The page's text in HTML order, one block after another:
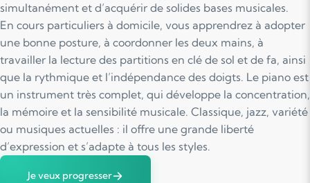
simultanément et d’acquérir de solides bases musicales.
En cours particuliers à domicile, vous apprendrez à adopter
une bonne posture, à coordonner les deux mains, à
travailler la lecture des partitions en clé de sol et de fa, ainsi
que la rythmique et l’indépendance des doigts. Le piano est
un instrument très complet, qui développe la concentration,
la mémoire et la sensibilité musicale. Classique, jazz, variété
ou musiques actuelles : il offre une grande liberté
d’expression et s’adapte à tous les styles.
Je veux progresser